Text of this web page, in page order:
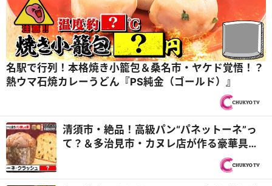
名駅で行列！本格焼き小籠包＆桑名市・ヤケド覚悟！？
熱ウマ石焼カレーうどん『PS純金（ゴールド）』
清須市・絶品！高級パン“パネットーネ”っ
て？＆多治見市・カヌレ店が作る豪華具材
キッシュ コーヒーに合うパン探しの旅 庄
内川編！『PS純金（ゴールド）』